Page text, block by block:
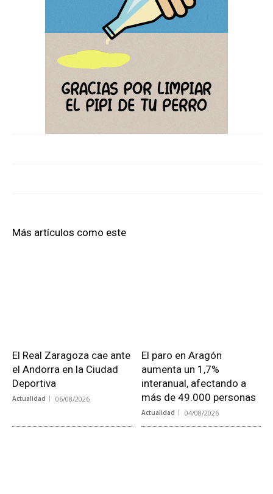
Más artículos como este
El Real Zaragoza cae ante
el Andorra en la Ciudad
Deportiva
Actualidad 06/08/2026
El paro en Aragón
aumenta un 1,7%
interanual, afectando a
más de 49.000 personas
Actualidad 04/08/2026